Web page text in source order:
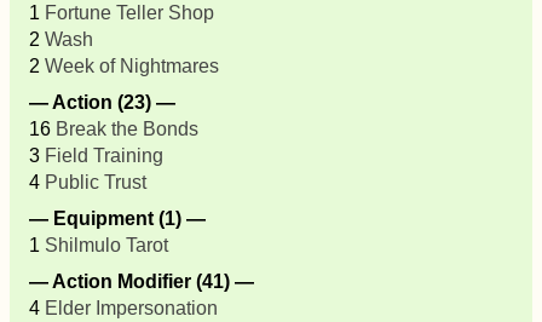
1 Fortune Teller Shop
2 Wash
2 Week of Nightmares
— Action (23) —
16 Break the Bonds
3 Field Training
4 Public Trust
— Equipment (1) —
1 Shilmulo Tarot
— Action Modifier (41) —
4 Elder Impersonation